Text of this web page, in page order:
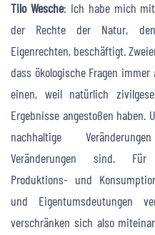
Tilo Wesche: Ich habe mich
der Rechte der Natur,
Eigenrechten, beschäftigt.
dass ökologische Fragen
einen, weil natürlich
Ergebnisse angestoßen haben.
nachhaltige
Veränderungen sind. Für
Produktions- und
und Eigentumsdeutungen
verschränken sich also